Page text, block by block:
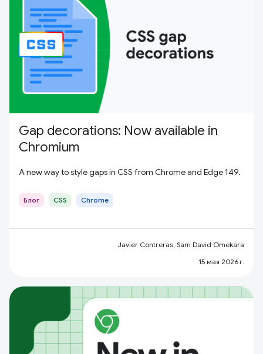
Gap decorations: Now available in
Chromium
A new way to style gaps in CSS from Chrome and Edge 149.
Блог CSS Chrome
Javier Contreras, Sam David Omekara
15 мая 2026 г.